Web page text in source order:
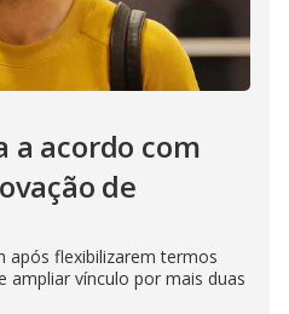
a acordo com
de
após flexibilizarem termos
ampliar vínculo por mais duas